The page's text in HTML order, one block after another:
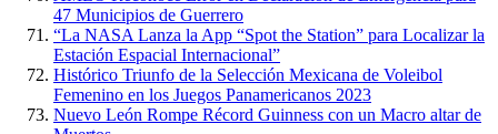
47 Municipios de Guerrero
“La NASA Lanza la App “Spot the Station” para Localizar la
Estación Espacial Internacional”
Histórico Triunfo de la Selección Mexicana de Voleibol
Femenino en los Juegos Panamericanos 2023
Nuevo León Rompe Récord Guinness con un Macro altar de